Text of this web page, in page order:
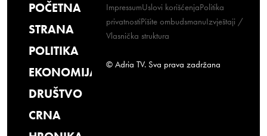
POČETNA
STRANA
POLITIKA
EKONOMIJA
DRUŠTVO
CRNA
ImpressumUslovi korišćenjaPolitika
privatnostiPišite ombudsmanuIzvještaji /
Vlasnička struktura
© Adria TV. Sva prava zadržana